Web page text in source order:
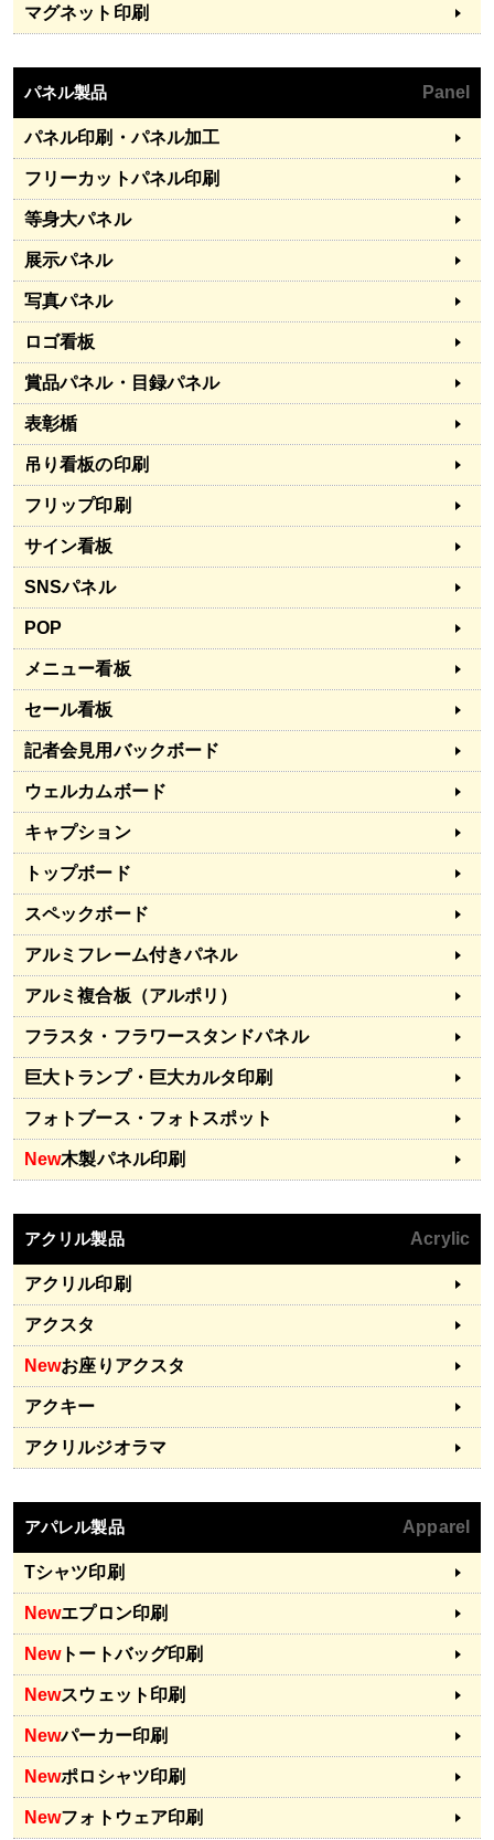
マグネット印刷
パネル製品 Panel
パネル印刷・パネル加工
フリーカットパネル印刷
等身大パネル
展示パネル
写真パネル
ロゴ看板
賞品パネル・目録パネル
表彰楯
吊り看板の印刷
フリップ印刷
サイン看板
SNSパネル
POP
メニュー看板
セール看板
記者会見用バックボード
ウェルカムボード
キャプション
トップボード
スペックボード
アルミフレーム付きパネル
アルミ複合板（アルポリ）
フラスタ・フラワースタンドパネル
巨大トランプ・巨大カルタ印刷
フォトブース・フォトスポット
New木製パネル印刷
アクリル製品 Acrylic
アクリル印刷
アクスタ
Newお座りアクスタ
アクキー
アクリルジオラマ
アパレル製品 Apparel
Tシャツ印刷
Newエプロン印刷
Newトートバッグ印刷
Newスウェット印刷
Newパーカー印刷
Newポロシャツ印刷
Newフォトウェア印刷